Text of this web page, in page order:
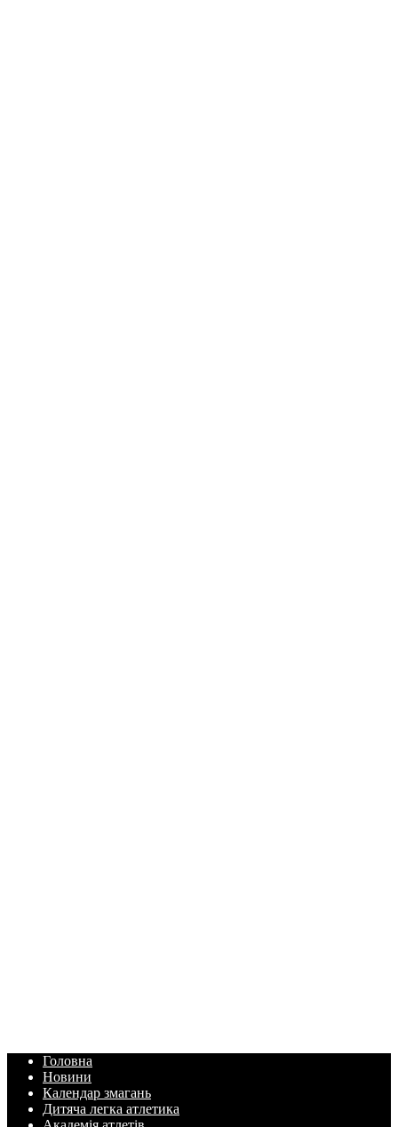
Головна
Новини
Календар змагань
Дитяча легка атлетика